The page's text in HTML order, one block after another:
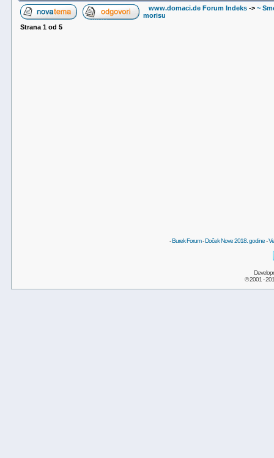
www.domaci.de Forum Indeks -> ~
morisu
Strana 1 od 5
-Burek Forum-Doček Nove 2018. godine-
© 2001 -